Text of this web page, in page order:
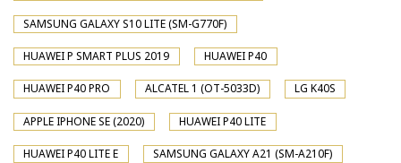
SAMSUNG GALAXY S10 LITE (SM-G770F)
HUAWEI P SMART PLUS 2019 HUAWEI P40
HUAWEI P40 PRO ALCATEL 1 (OT-5033D) LG K40S
APPLE IPHONE SE (2020) HUAWEI P40 LITE
HUAWEI P40 LITE E SAMSUNG GALAXY A21 (SM-A210F)